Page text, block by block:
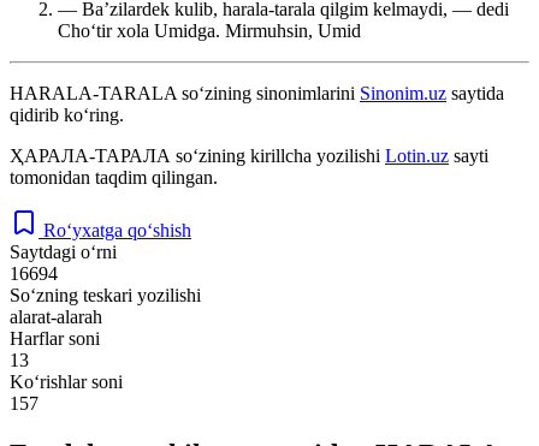
— Baʼzilardek kulib, harala-tarala qilgim kelmaydi, — dedi
Choʻtir xola Umidga. Mirmuhsin, Umid
HARALA-TARALA so‘zining sinonimlarini Sinonim.uz saytida
qidirib ko‘ring.
ҲАРАЛА-ТАРАЛА so‘zining kirillcha yozilishi Lotin.uz sayti
tomonidan taqdim qilingan.
Ro‘yxatga qo‘shish
Saytdagi o‘rni
16694
So‘zning teskari yozilishi
alarat-alarah
Harflar soni
13
Ko‘rishlar soni
157